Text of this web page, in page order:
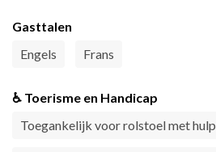
Gasttalen
Engels
Frans
♿ Toerisme en Handicap
Toegankelijk voor rolstoel met hulp